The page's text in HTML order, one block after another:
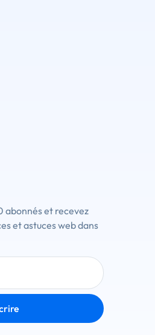
abonnés et recevez
et astuces web dans